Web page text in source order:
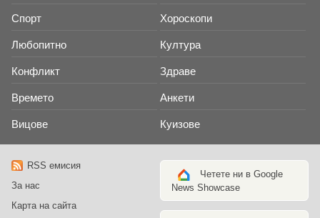
Спорт Хороскопи
Любопитно Култура
Конфликт Здраве
Времето Анкети
Вицове Куизове
RSS емисия
За нас
Карта на сайта
Четете ни в Google
News Showcase